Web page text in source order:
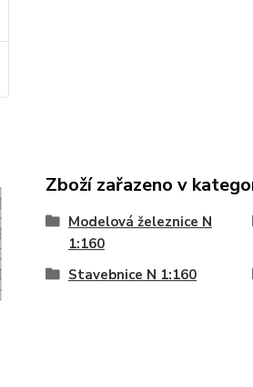
Zboží zařazeno v
Modelová železnice N
1:160
Stavebnice N 1:160